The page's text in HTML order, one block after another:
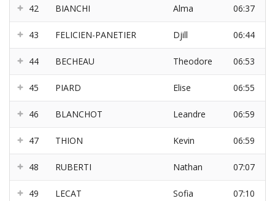
42 BIANCHI Alma 06:37
43 FELICIEN-PANETIER Djill 06:44
44 BECHEAU Theodore 06:53
45 PIARD Elise 06:55
46 BLANCHOT Leandre 06:59
47 THION Kevin 06:59
48 RUBERTI Nathan 07:07
49 LECAT Sofia 07:10